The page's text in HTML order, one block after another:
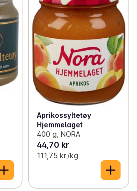
Aprikossyltetøy
Hjemmelaget
400 g, NORA
44,70 kr
111,75 kr /kg